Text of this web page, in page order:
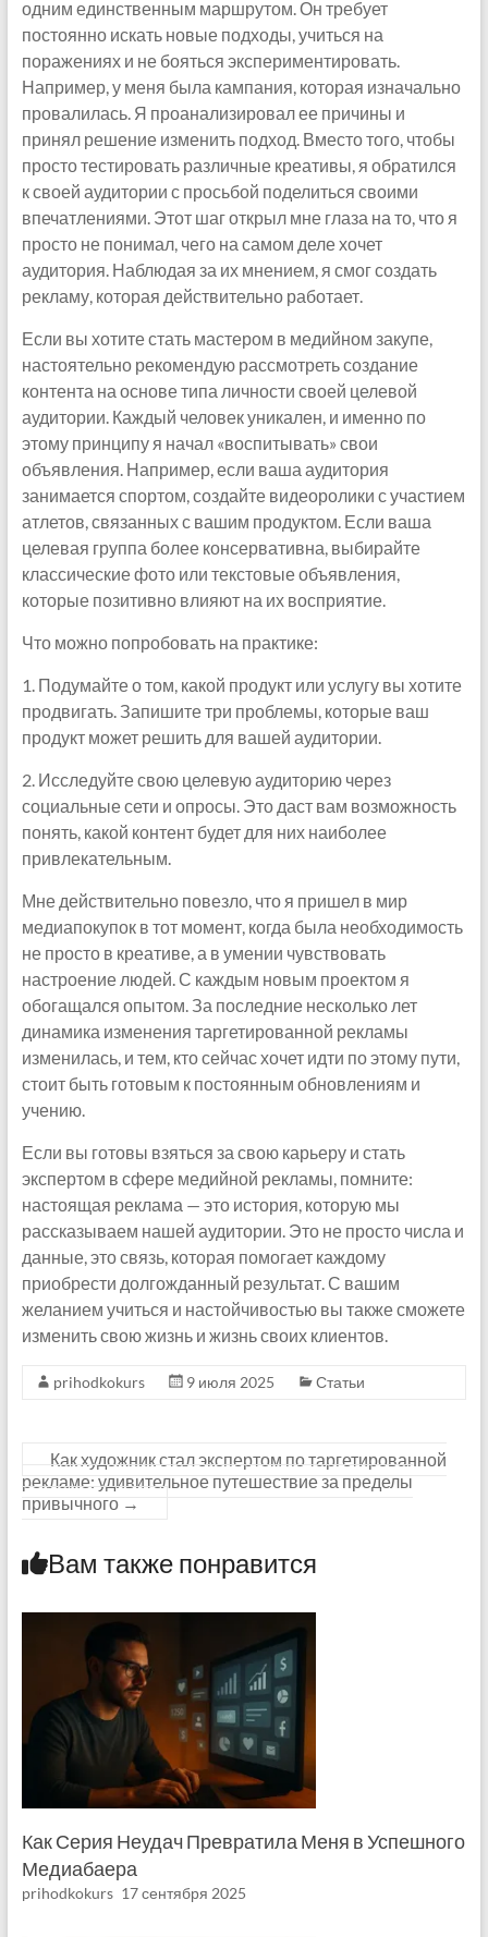
одним единственным маршрутом. Он требует
постоянно искать новые подходы, учиться на
поражениях и не бояться экспериментировать.
Например, у меня была кампания, которая изначально
провалилась. Я проанализировал ее причины и
принял решение изменить подход. Вместо того, чтобы
просто тестировать различные креативы, я обратился
к своей аудитории с просьбой поделиться своими
впечатлениями. Этот шаг открыл мне глаза на то, что я
просто не понимал, чего на самом деле хочет
аудитория. Наблюдая за их мнением, я смог создать
рекламу, которая действительно работает.
Если вы хотите стать мастером в медийном закупе,
настоятельно рекомендую рассмотреть создание
контента на основе типа личности своей целевой
аудитории. Каждый человек уникален, и именно по
этому принципу я начал «воспитывать» свои
объявления. Например, если ваша аудитория
занимается спортом, создайте видеоролики с участием
атлетов, связанных с вашим продуктом. Если ваша
целевая группа более консервативна, выбирайте
классические фото или текстовые объявления,
которые позитивно влияют на их восприятие.
Что можно попробовать на практике:
1. Подумайте о том, какой продукт или услугу вы хотите
продвигать. Запишите три проблемы, которые ваш
продукт может решить для вашей аудитории.
2. Исследуйте свою целевую аудиторию через
социальные сети и опросы. Это даст вам возможность
понять, какой контент будет для них наиболее
привлекательным.
Мне действительно повезло, что я пришел в мир
медиапокупок в тот момент, когда была необходимость
не просто в креативе, а в умении чувствовать
настроение людей. С каждым новым проектом я
обогащался опытом. За последние несколько лет
динамика изменения таргетированной рекламы
изменилась, и тем, кто сейчас хочет идти по этому пути,
стоит быть готовым к постоянным обновлениям и
учению.
Если вы готовы взяться за свою карьеру и стать
экспертом в сфере медийной рекламы, помните:
настоящая реклама — это история, которую мы
рассказываем нашей аудитории. Это не просто числа и
данные, это связь, которая помогает каждому
приобрести долгожданный результат. С вашим
желанием учиться и настойчивостью вы также сможете
изменить свою жизнь и жизнь своих клиентов.
prihodkokurs 9 июля 2025 Статьи
Как художник стал экспертом по таргетированной
рекламе: удивительное путешествие за пределы
привычного →
Вам также понравится
Как Серия Неудач Превратила Меня в Успешного
Медиабаера
prihodkokurs 17 сентября 2025